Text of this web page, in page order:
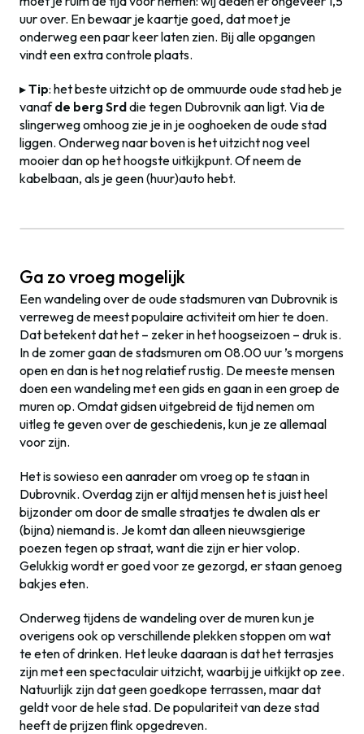
uur over. En bewaar je kaartje goed, dat moet je
onderweg een paar keer laten zien. Bij alle opgangen
vindt een extra controle plaats.
▸Tip: het beste uitzicht op de ommuurde oude stad heb je
vanafde berg Srddie tegen Dubrovnik aan ligt. Via de
slingerweg omhoog zie je in je ooghoeken de oude stad
liggen. Onderweg naar boven is het uitzicht nog veel
mooier dan op het hoogste uitkijkpunt. Of neem de
kabelbaan, als je geen (huur)auto hebt.
Ga zo vroeg mogelijk
Een wandeling over de oude stadsmuren van Dubrovnik is
verreweg de meest populaire activiteit om hier te doen.
Dat betekent dat het – zeker in het hoogseizoen – druk is.
In de zomer gaan de stadsmuren om 08.00 uur ’s morgens
open en dan is het nog relatief rustig. De meeste mensen
doen een wandeling met een gids en gaan in een groep de
muren op. Omdat gidsen uitgebreid de tijd nemen om
uitleg te geven over de geschiedenis, kun je ze allemaal
voor zijn.
Het is sowieso een aanrader om vroeg op te staan in
Dubrovnik. Overdag zijn er altijd mensen het is juist heel
bijzonder om door de smalle straatjes te dwalen als er
(bijna) niemand is. Je komt dan alleen nieuwsgierige
poezen tegen op straat, want die zijn er hier volop.
Gelukkig wordt er goed voor ze gezorgd, er staan genoeg
bakjes eten.
Onderweg tijdens de wandeling over de muren kun je
overigens ook op verschillende plekken stoppen om wat
te eten of drinken. Het leuke daaraan is dat het terrasjes
zijn met een spectaculair uitzicht, waarbij je uitkijkt op zee.
Natuurlijk zijn dat geen goedkope terrassen, maar dat
geldt voor de hele stad. De populariteit van deze stad
heeft de prijzen flink opgedreven.